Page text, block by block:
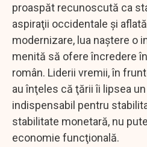
proaspăt recunoscută ca
aspiraţii occidentale şi
modernizare, lua naştere o
menită să ofere încredere
român. Liderii vremii, în
au înţeles că ţării îi lipsea
indispensabil pentru
stabilitate monetară, nu
economie funcţională.